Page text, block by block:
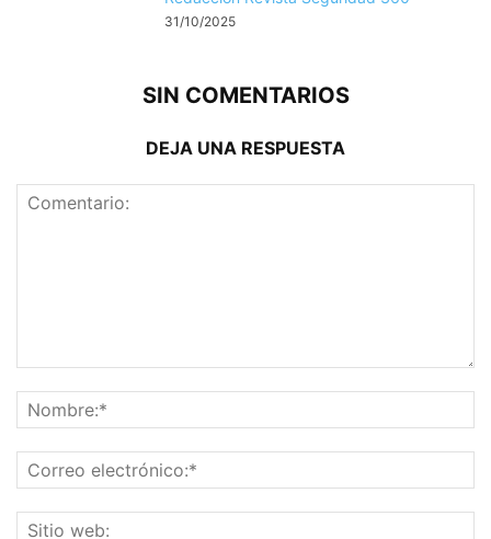
31/10/2025
SIN COMENTARIOS
DEJA UNA RESPUESTA